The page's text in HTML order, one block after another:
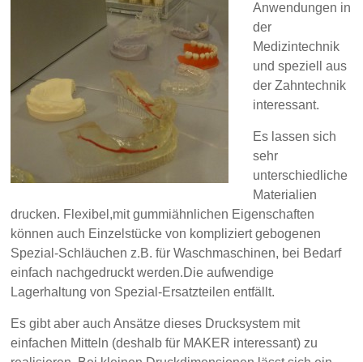
Anwendungen in
der
Medizintechnik
und speziell aus
der Zahntechnik
interessant.
Es lassen sich
sehr
unterschiedliche
Materialien
drucken. Flexibel,mit gummiähnlichen Eigenschaften
können auch Einzelstücke von kompliziert gebogenen
Spezial-Schläuchenz.B. fürWaschmaschinen, bei Bedarf
einfach nachgedruckt werden.Die aufwendige
Lagerhaltung von Spezial-Ersatzteilen entfällt.
Es gibt aber auch Ansätze dieses Drucksystem mit
einfachen Mitteln (deshalb für MAKER interessant) zu